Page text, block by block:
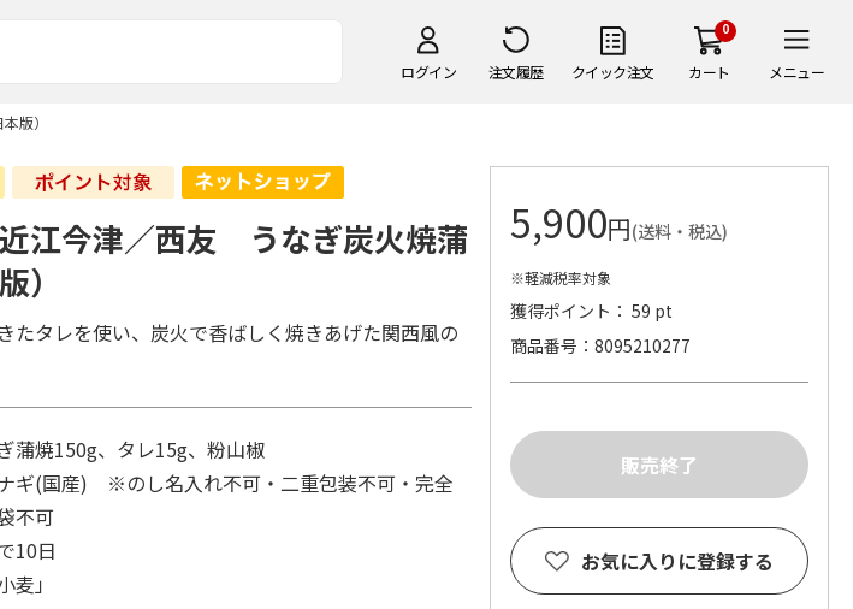
ログイン 注文履歴 クイック注文
0
カート メニュー
版）
江今津／西友 うなぎ炭火焼蒲
）
たタレを使い、炭火で香ばしく焼きあげた関西風の
蒲焼150g、タレ15g、粉山椒
ギ(国産) ※のし名入れ不可・二重包装不可・完全
不可
10日
麦」
5,900円(送料・税込)
※軽減税率対象
獲得ポイント： 59 pt
商品番号
8095210277
お気に入りに登録する